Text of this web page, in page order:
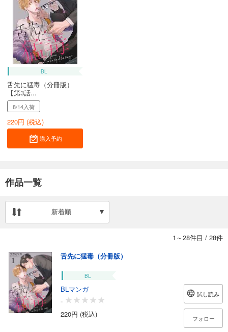
BL
舌先に猛毒（分冊版）
【第3話...
8/14入荷
220円 (税込)
購入予約
作品一覧
新着順
1～28件目 / 28件
舌先に猛毒（分冊版）
BL
BLマンガ
-
220円 (税込)
試し読み
フォロー